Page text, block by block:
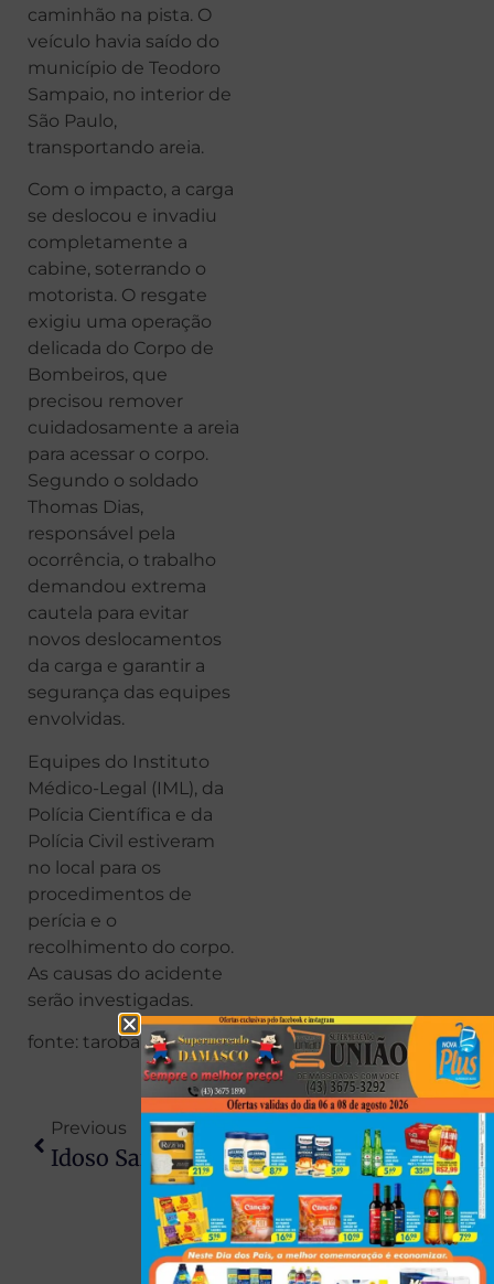
caminhão na pista. O
veículo havia saído do
município de Teodoro
Sampaio, no interior de
São Paulo,
transportando areia.
Com o impacto, a carga
se deslocou e invadiu
completamente a
cabine, soterrando o
motorista. O resgate
exigiu uma operação
delicada do Corpo de
Bombeiros, que
precisou remover
cuidadosamente a areia
para acessar o corpo.
Segundo o soldado
Thomas Dias,
responsável pela
ocorrência, o trabalho
demandou extrema
cautela para evitar
novos deslocamentos
da carga e garantir a
segurança das equipes
envolvidas.
Equipes do Instituto
Médico-Legal (IML), da
Polícia Científica e da
Polícia Civil estiveram
no local para os
procedimentos de
perícia e o
recolhimento do corpo.
As causas do acidente
serão investigadas.
fonte: taroba
Previous
Idoso Sai Para Ir Ao Mercado, Sofre Acidente E Passa Mais De 12 Horas Preso Em Carro Em Ribanceira No Paraná
Next
Filhotes São Abandonados Em Gaiola Improvisada Feita Com Placa De Sinalização Em Paranavaí